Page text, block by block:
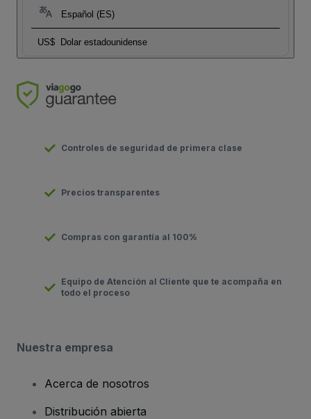
Español (ES)
US$ Dolar estadounidense
Controles de seguridad de primera clase
Precios transparentes
Compras con garantía al 100%
Equipo de Atención al Cliente que te acompaña en
todo el proceso
Nuestra empresa
Acerca de nosotros
Distribución abierta